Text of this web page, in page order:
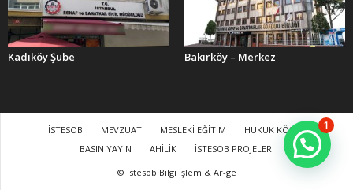
Kadıköy Şube Bakırköy – Merkez
İSTESOB MEVZUAT MESLEKİ EĞİTİM
HUKUK KÖŞESİ
BASIN YAYIN
AHİLİK
İSTESOB PROJELERİ
© İstesob Bilgi İşlem & Ar-ge
1